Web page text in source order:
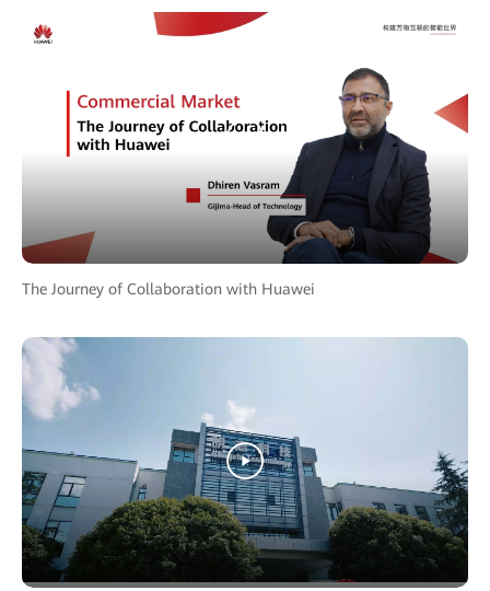
The Journey of Collaboration with Huawei